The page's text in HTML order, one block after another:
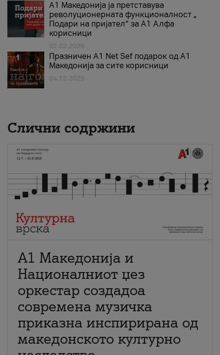
А1 Македонија ја претставува
револуционерната функционалност „
Подари на пријател“ за А1 Алфа
корисници
02.02.2026
Празничен A1 Net Sеf подарок од А1
Македонија за сите корисници
04.12.2025
Слични содржини
А1 Македонија и
Националниот џез
оркестар создадоа
современа музичка
приказна инспирирана од
македонското културно